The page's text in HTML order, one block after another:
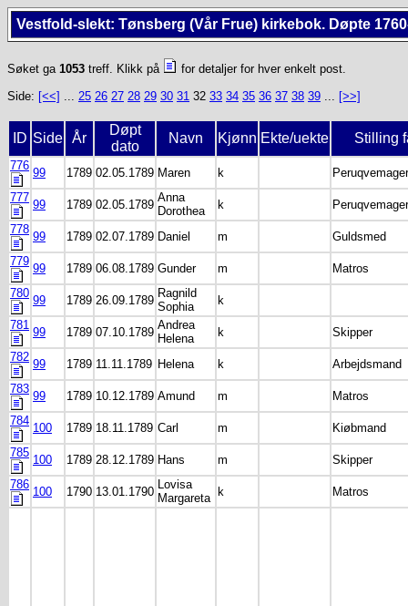
Vestfold-slekt: Tønsberg (Vår Frue) kirkebok. Døpte
Søket ga 1053 treff. Klikk på
for detaljer for hver enkelt post.
Side: [<<] ... 25 26 27 28 29 30 31 32 33 34 35 36 37 38 39 ... [>>]
ID Side År
Døpt
dato
Navn Kjønn Ekte/uekte Stilling
776
99 1789 02.05.1789 Maren k
Peruqvemager
777
99 1789 02.05.1789
Anna
Dorothea
k
Peruqvemager
778
99 1789 02.07.1789 Daniel m
Guldsmed
779
99 1789 06.08.1789 Gunder m
Matros
780
99 1789 26.09.1789
Ragnild
Sophia
k
781
99 1789 07.10.1789
Andrea
Helena
k
Skipper
782
99 1789 11.11.1789 Helena k
Arbejdsmand
783
99 1789 10.12.1789 Amund m
Matros
784
100 1789 18.11.1789 Carl m
Kiøbmand
785
100 1789 28.12.1789 Hans m
Skipper
786
100 1790 13.01.1790
Lovisa
Margareta
k Matros